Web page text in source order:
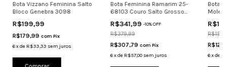
Bota Vizzano Feminina Salto
Bloco Genebra 3098
R$199,99
R$179,99 com Pix
6xdeR$33,33 sem juros
Bota Feminina Ramarim 25-
68103 Couro Salto Grosso
R$341,99-10%OFF
R$379,99
R$307,79 com Pix
6xdeR$57,00 sem juros
Bota
6xde